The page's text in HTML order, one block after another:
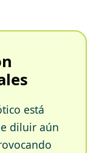
está
diluir aún